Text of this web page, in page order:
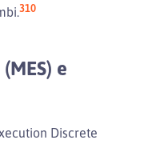
310
e
Discrete